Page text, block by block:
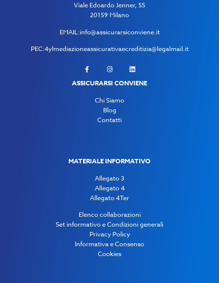
Viale Edoardo Jenner, 55
20159 Milano
EMAIL:info@assicurarsiconviene.it
PEC:4ylmediazioneassicurativaecreditizia@legalmail.it
ASSICURARSI CONVIENE
Chi Siamo
Blog
Contatti
MATERIALE INFORMATIVO
Allegato 3
Allegato 4
Allegato 4Ter
Elenco collaborazioni
Set informativo e Condizioni generali
Privacy Policy
Informativa e Consenso
Cookies